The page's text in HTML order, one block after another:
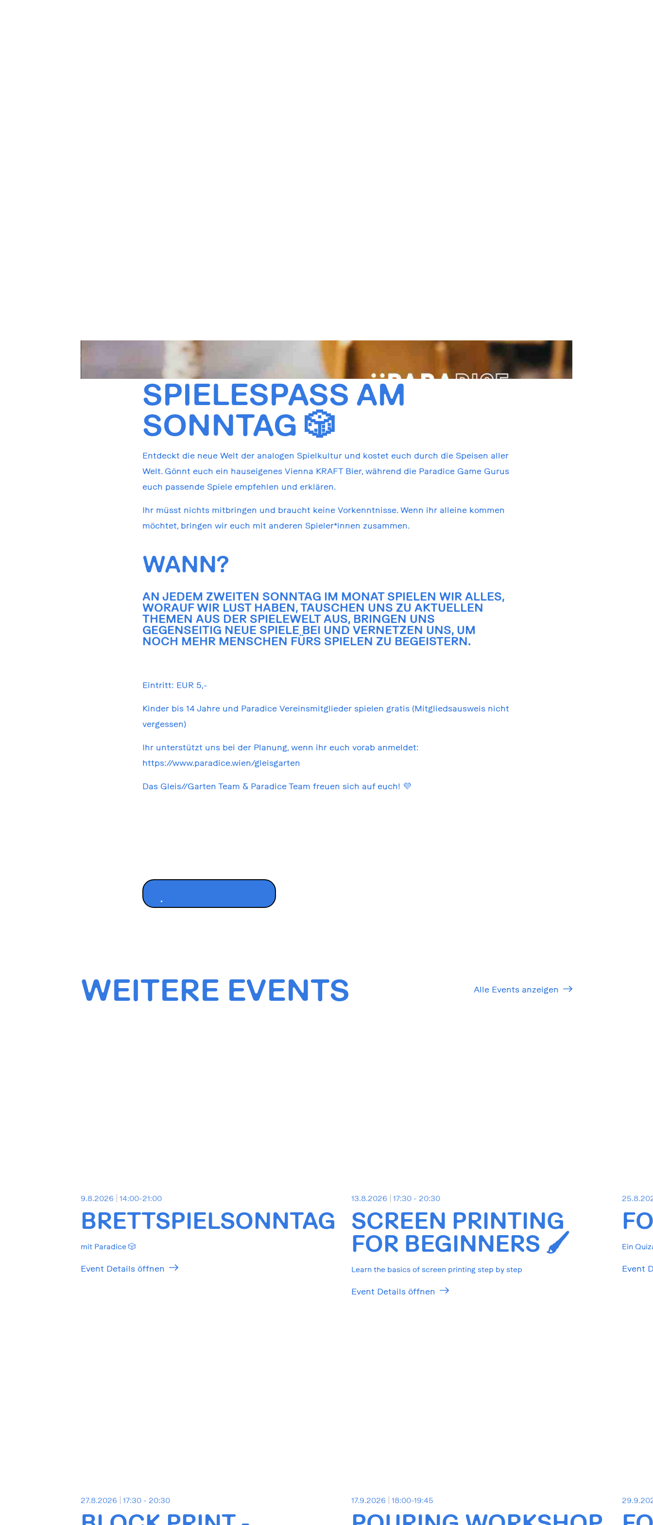
SPIELESPASS AM S
ONNTAG 🎲
Entdeckt die neue Welt der analogen Spielkultur und kostet euch durch die Speisen aller
Welt. Gönnt euch ein hauseigenes Vienna KRAFT Bier, während die Paradice Game Gurus
euch passende Spiele empfehlen und erklären.
Ihr müsst nichts mitbringen und braucht keine Vorkenntnisse. Wenn ihr alleine kommen
möchtet, bringen wir euch mit anderen Spieler*innen zusammen.
WANN?
AN JEDEM ZWEITEN SONNTAG IM MONAT SPIELEN WIR ALLES,
WORAUF WIR LUST HABEN, TAUSCHEN UNS ZU AKTUELLEN
THEMEN AUS DER SPIELEWELT AUS, BRINGEN UNS
GEGENSEITIG NEUE SPIELE BEI UND VERNETZEN UNS, UM
NOCH MEHR MENSCHEN FÜRS SPIELEN ZU BEGEISTERN.
Eintritt: EUR 5,-
Kinder bis 14 Jahre und Paradice Vereinsmitglieder spielen gratis (Mitgliedsausweis nicht
vergessen)
Ihr unterstützt uns bei der Planung, wenn ihr euch vorab anmeldet:
https://www.paradice.wien/gleisgarten
Das Gleis//Garten Team & Paradice Team freuen sich auf euch! 💜
WEITERE EVENTS Alle Events anzeigen
9.8.2026 14:00-21:00
BRETTSPIELSONNTAG
mit Paradice 🎲
Event Details öffnen
13.8.2026 17:30 - 20:30
SCREEN PRINTING
FOR BEGINNERS 🖌️
Learn the basics of screen printing step by step
Event Details öffnen
Ein
Event
27.8.2026 17:30 - 20:30 17.9.2026 18:00-19:45